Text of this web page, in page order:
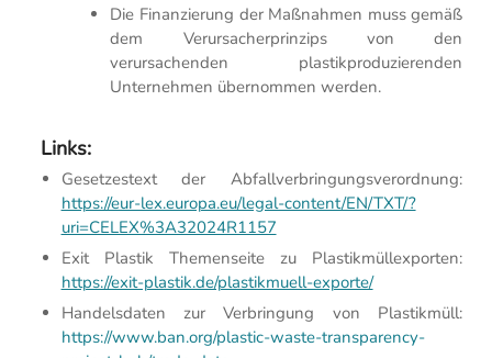
Die Finanzierung der Maßnahmen muss gemäß
dem Verursacherprinzips von den
verursachenden plastikproduzierenden
Unternehmen übernommen werden.
Links:
Gesetzestext der Abfallverbringungsverordnung:
https://eur-lex.europa.eu/legal-content/EN/TXT/?
uri=CELEX%3A32024R1157
Exit Plastik Themenseite zu Plastikmüllexporten:
https://exit-plastik.de/plastikmuell-exporte/
Handelsdaten zur Verbringung von Plastikmüll:
https://www.ban.org/plastic-waste-transparency-